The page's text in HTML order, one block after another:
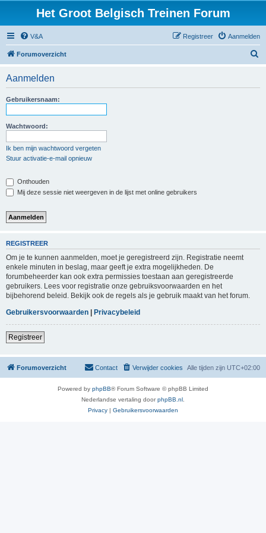
Het Groot Belgisch Treinen Forum
V&A Aanmelden
Registreer
Forumoverzicht
Aanmelden
Gebruikersnaam:
Wachtwoord:
Ik ben mijn wachtwoord vergeten
Stuur activatie-e-mail opnieuw
Onthouden
Mij deze sessie niet weergeven in de lijst met online gebruikers
REGISTREER
Om je te kunnen aanmelden, moet je geregistreerd zijn. Registratie neemt
enkele minuten in beslag, maar geeft je extra mogelijkheden. De
forumbeheerder kan ook extra permissies toestaan aan geregistreerde
gebruikers. Lees voor registratie onze gebruiksvoorwaarden en het
bijbehorend beleid. Bekijk ook de regels als je gebruik maakt van het forum.
Gebruikersvoorwaarden | Privacybeleid
Registreer
Forumoverzicht Alle tijden zijn UTC+02:00
Verwijder cookies
Contact
Powered by phpBB® Forum Software © phpBB Limited
Nederlandse vertaling doorphpBB.nl
Privacy | Gebruikersvoorwaarden